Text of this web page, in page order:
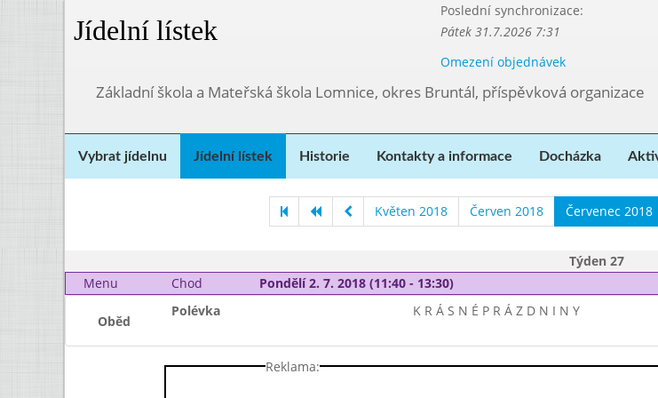
Jídelní lístek
Poslední synchronizace:
Pátek 31.7.2026 7:31
Omezení objednávek
Základní škola a Mateřská škola Lomnice, okres Bruntál, příspěvková organizace
Vybrat jídelnu Jídelní lístek Historie Kontakty a informace Docházka
Květen 2018 Červen 2018 Červenec 2018
Týden 27
Menu
Chod Pondělí 2. 7. 2018 (11:40 - 13:30)
Oběd
Polévka K R Á S N É P R Á Z D N I N Y
Reklama: